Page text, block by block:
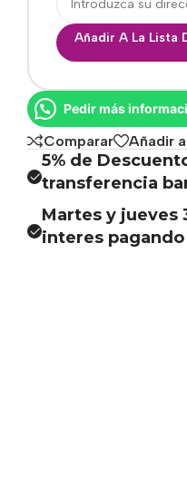
Añadir A La Lista
Pedir más
Comparar Añadir
5% de
transferencia
Martes y jueves
interes pagando